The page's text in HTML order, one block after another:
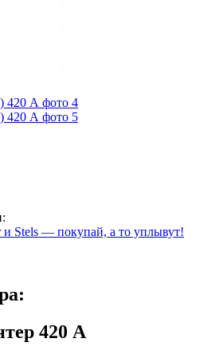
Stels — покупай, а то уплывут!
420 А